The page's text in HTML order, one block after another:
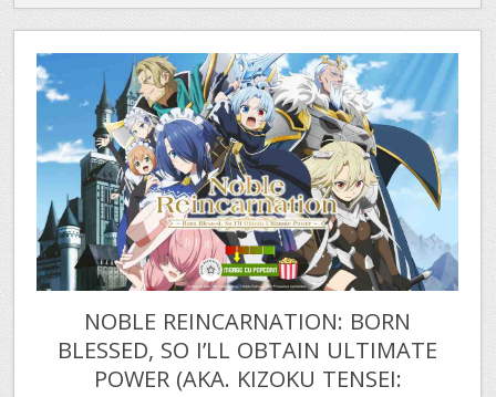
NOBLE REINCARNATION: BORN
BLESSED, SO I’LL OBTAIN ULTIMATE
POWER (AKA. KIZOKU TENSEI: